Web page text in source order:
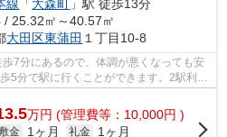
線 「大森町 」駅 徒歩13分
/ 25.32㎡～40.57㎡
大田区東蒲田 １丁目10-8
7分にあるので、体調が悪くなっても安
5分で駅に行くことができます。2駅利用
応...
万円 (管理費等：10,000円 )
金 1ヶ月 礼金
1ヶ月